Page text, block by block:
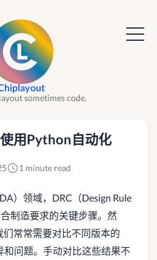
sometimes code.
用Python自动化
1 minute read
）领域，DRC（Design Rule
制造要求的关键步骤。然
常常需要对比不同版本的
和问题。手动对比这些结果不